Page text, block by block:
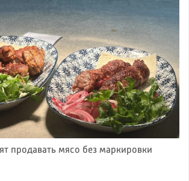
продавать мясо без маркировки